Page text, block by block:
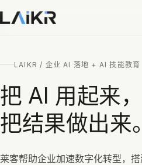
LAIKR / 企业 AI 落地 + AI 技能教育
把 AI 用起来，
把结果做出来。
莱客帮助企业加速数字化转型，